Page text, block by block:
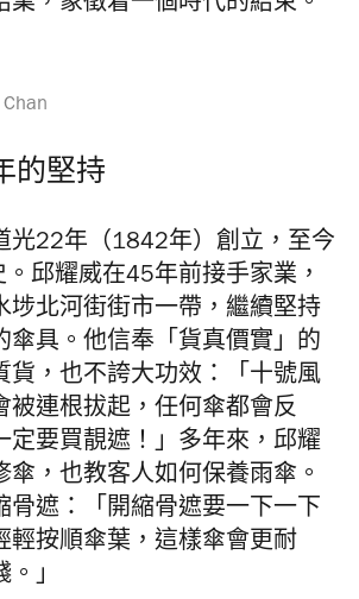
業，象徵着一個時代的結束。
的堅持
光22年（1842年）創立，至今
邱耀威在45年前接手家業，
埗北河街街市一帶，繼續堅持
傘具。他信奉「貨真價實」的
貨，也不誇大功效：「十號風
被連根拔起，任何傘都會反
定要買靚遮！」多年來，邱耀
傘，也教客人如何保養雨傘。
骨遮：「開縮骨遮要一下一下
輕按順傘葉，這樣傘會更耐
」